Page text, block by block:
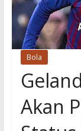
Bola
Akan